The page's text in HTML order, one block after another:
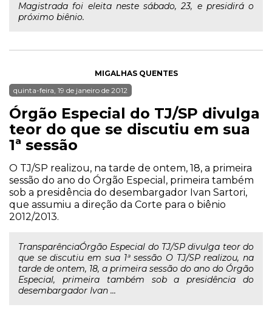
Magistrada foi eleita neste sábado, 23, e presidirá o
próximo biênio.
MIGALHAS QUENTES
quinta-feira, 19 de janeiro de 2012
Órgão Especial do TJ/SP divulga
teor do que se discutiu em sua
1ª sessão
O TJ/SP realizou, na tarde de ontem, 18, a primeira
sessão do ano do Órgão Especial, primeira também
sob a presidência do desembargador Ivan Sartori,
que assumiu a direção da Corte para o biênio
2012/2013.
TransparênciaÓrgão Especial do TJ/SP divulga teor do
que se discutiu em sua 1ª sessão O TJ/SP realizou, na
tarde de ontem, 18, a primeira sessão do ano do Órgão
Especial, primeira também sob a presidência do
desembargador Ivan ...